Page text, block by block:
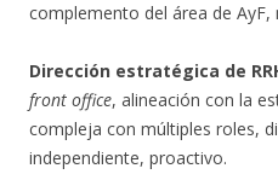
complemento del área de AyF,
Dirección estratégica de
front office, alineación con la
compleja con múltiples roles,
independiente, proactivo.